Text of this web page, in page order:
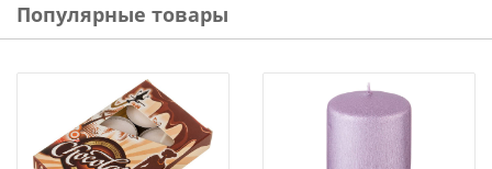
Популярные товары